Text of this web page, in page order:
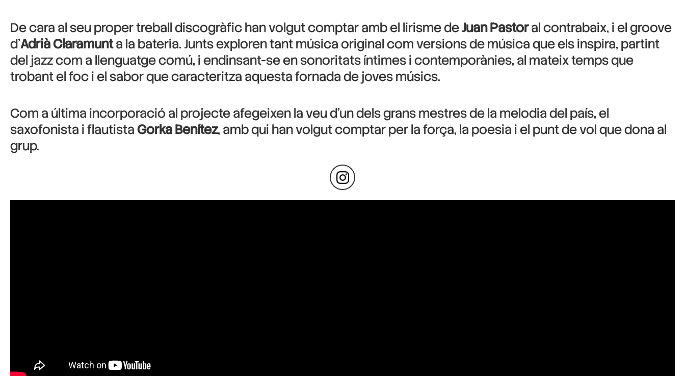
De cara al seu proper treball discogràfic han volgut comptar amb el lirisme deJuan Pastoral contrabaix, i el groove
d’Adrià Claramunta la bateria. Junts exploren tant música original com versions de música que els inspira, partint
del jazz com a llenguatge comú, i endinsant-se en sonoritats íntimes i contemporànies, al mateix temps que
trobant el foc i el sabor que caracteritza aquesta fornada de joves músics.
Com a última incorporació al projecte afegeixen la veu d’un dels grans mestres de la melodia del país, el
saxofonista i flautistaGorka Benítez, amb qui han volgut comptar per la força, la poesia i el punt de vol que dona al
grup.